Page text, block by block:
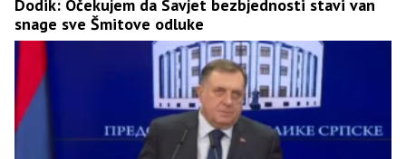
Dodik: Očekujem da Savjet bezbjednosti stavi van
snage sve Šmitove odluke